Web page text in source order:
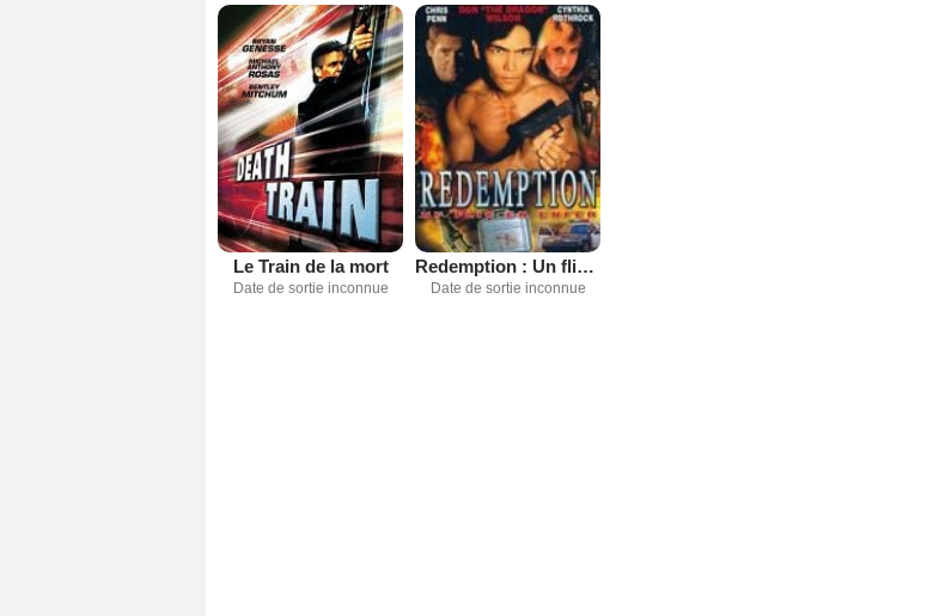
Le Train de la mort
Date de sortie inconnue
Redemption : Un flic en enfer
Date de sortie inconnue